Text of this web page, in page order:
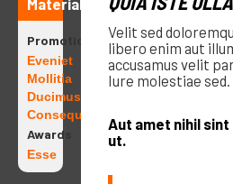
Materials
Promotions
Eveniet
Mollitia
Ducimus
Consequatur
Awards
Esse
Velit sed
libero enim aut
accusamus velit
Iure molestiae sed.
Aut amet nihil
ut.